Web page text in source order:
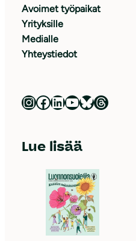
Avoimet työpaikat
Yrityksille
Medialle
Yhteystiedot
Luonnonsuojeluliitto Instagramissa Luonnonsuojeluliitto Facebookissa Luonnonsuojeluliitto LinkedInissä Luonnonsuojeluliiton YouTube-kanava Luonnonsuojeluliitto Blueskyssa Luonnonsuojeluliitto Threadsissa
Lue lisää